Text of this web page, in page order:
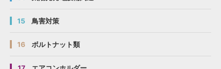
15 鳥害対策
16 ボルトナット類